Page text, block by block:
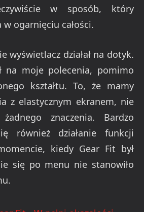
w sposób, który
ogarnięciu całości.
wyświetlacz działał na dotyk.
na moje polecenia, pomimo
kształtu. To, że mamy
z elastycznym ekranem, nie
znaczenia. Bardzo
również działanie funkcji
kiedy Gear Fit był
się po menu nie stanowiło